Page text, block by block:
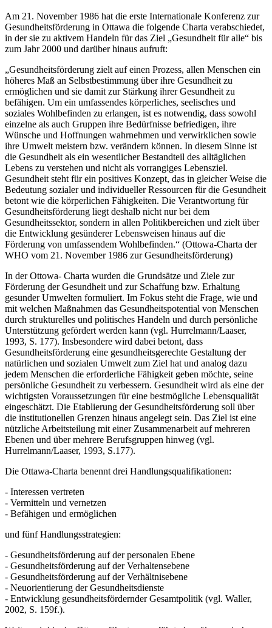
Am 21. November 1986 hat die erste Internationale Konferenz zur
Gesundheitsförderung in Ottawa die folgende Charta verabschiedet,
in der sie zu aktivem Handeln für das Ziel „Gesundheit für alle“ bis
zum Jahr 2000 und darüber hinaus aufruft:
„Gesundheitsförderung zielt auf einen Prozess, allen Menschen ein
höheres Maß an Selbstbestimmung über ihre Gesundheit zu
ermöglichen und sie damit zur Stärkung ihrer Gesundheit zu
befähigen. Um ein umfassendes körperliches, seelisches und
soziales Wohlbefinden zu erlangen, ist es notwendig, dass sowohl
einzelne als auch Gruppen ihre Bedürfnisse befriedigen, ihre
Wünsche und Hoffnungen wahrnehmen und verwirklichen sowie
ihre Umwelt meistern bzw. verändern können. In diesem Sinne ist
die Gesundheit als ein wesentlicher Bestandteil des alltäglichen
Lebens zu verstehen und nicht als vorrangiges Lebensziel.
Gesundheit steht für ein positives Konzept, das in gleicher Weise die
Bedeutung sozialer und individueller Ressourcen für die Gesundheit
betont wie die körperlichen Fähigkeiten. Die Verantwortung für
Gesundheitsförderung liegt deshalb nicht nur bei dem
Gesundheitssektor, sondern in allen Politikbereichen und zielt über
die Entwicklung gesünderer Lebensweisen hinaus auf die
Förderung von umfassendem Wohlbefinden.“ (Ottowa-Charta der
WHO vom 21. November 1986 zur Gesundheitsförderung)
In der Ottowa- Charta wurden die Grundsätze und Ziele zur
Förderung der Gesundheit und zur Schaffung bzw. Erhaltung
gesunder Umwelten formuliert. Im Fokus steht die Frage, wie und
mit welchen Maßnahmen das Gesundheitspotential von Menschen
durch strukturelles und politisches Handeln und durch persönliche
Unterstützung gefördert werden kann (vgl. Hurrelmann/Laaser,
1993, S. 177). Insbesondere wird dabei betont, dass
Gesundheitsförderung eine gesundheitsgerechte Gestaltung der
natürlichen und sozialen Umwelt zum Ziel hat und analog dazu
jedem Menschen die erforderliche Fähigkeit geben möchte, seine
persönliche Gesundheit zu verbessern. Gesundheit wird als eine der
wichtigsten Voraussetzungen für eine bestmögliche Lebensqualität
eingeschätzt. Die Etablierung der Gesundheitsförderung soll über
die institutionellen Grenzen hinaus angelegt sein. Das Ziel ist eine
nützliche Arbeitsteilung mit einer Zusammenarbeit auf mehreren
Ebenen und über mehrere Berufsgruppen hinweg (vgl.
Hurrelmann/Laaser, 1993, S.177).
Die Ottawa-Charta benennt drei Handlungsqualifikationen:
- Interessen vertreten
- Vermitteln und vernetzen
- Befähigen und ermöglichen
und fünf Handlungsstrategien:
- Gesundheitsförderung auf der personalen Ebene
- Gesundheitsförderung auf der Verhaltensebene
- Gesundheitsförderung auf der Verhältnisebene
- Neuorientierung der Gesundheitsdienste
- Entwicklung gesundheitsfördernder Gesamtpolitik (vgl. Waller,
2002, S. 159f.).